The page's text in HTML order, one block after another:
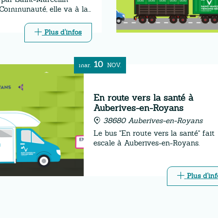
elle va à la
des trois déchèteries
Plus d'infos
mar. 10 NOV.
En route vers la santé à
Auberives-en-Royans
38680 Auberives-en-Royans
Le bus "En route vers la santé" fait
escale à Auberives-en-Royans.
Plus